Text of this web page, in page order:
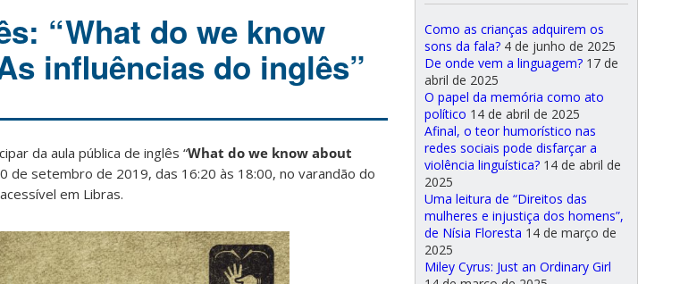
“What do we know
influências do inglês”
da aula pública de inglês “What do we know about
de setembro de 2019, das 16:20 às 18:00, no varandão do
em Libras.
Como as crianças adquirem os
sons da fala? 4 de junho de 2025
De onde vem a linguagem? 17 de
abril de 2025
O papel da memória como ato
político 14 de abril de 2025
Afinal, o teor humorístico nas
redes sociais pode disfarçar a
violência linguística? 14 de abril de
2025
Uma leitura de “Direitos das
mulheres e injustiça dos homens”,
de Nísia Floresta 14 de março de
2025
Miley Cyrus: Just an Ordinary Girl